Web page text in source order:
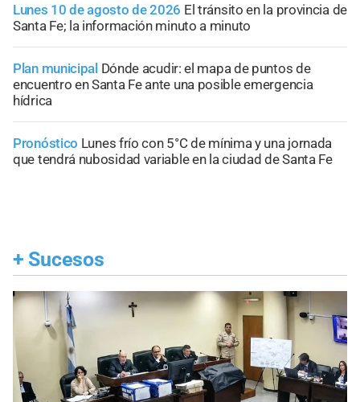
Lunes 10 de agosto de 2026 El tránsito en la provincia de
Santa Fe; la información minuto a minuto
Plan municipal Dónde acudir: el mapa de puntos de
encuentro en Santa Fe ante una posible emergencia
hídrica
Pronóstico Lunes frío con 5°C de mínima y una jornada
que tendrá nubosidad variable en la ciudad de Santa Fe
+ Sucesos